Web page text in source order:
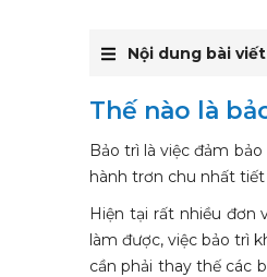
Nội dung bài viết
Thế nào là
Bảo trì là việc đảm
hành trơn chu nhất
Hiện tại rất nhiều đơn
làm được, việc bảo trì
cần phải thay thế các